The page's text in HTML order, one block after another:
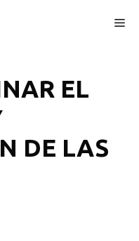
EL
DE LAS